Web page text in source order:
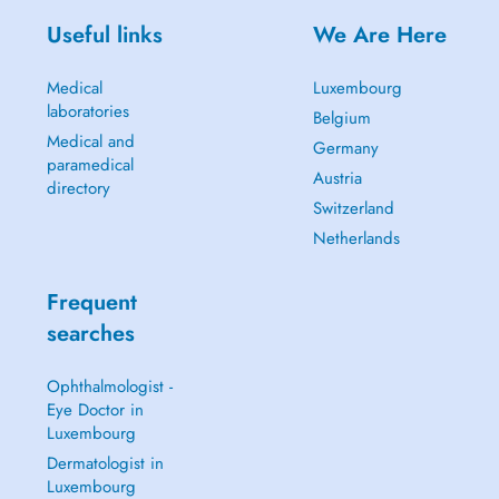
Useful links
Medical
laboratories
Medical and
paramedical
directory
We Are Here
Luxembourg
Belgium
Germany
Austria
Switzerland
Netherlands
Frequent
searches
Ophthalmologist -
Eye Doctor in
Luxembourg
Dermatologist in
Luxembourg